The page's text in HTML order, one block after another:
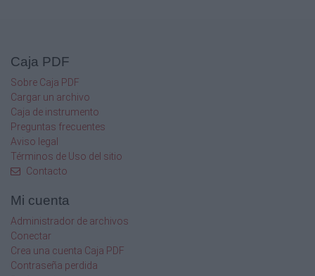
Caja PDF
Sobre Caja PDF
Cargar un archivo
Caja de instrumento
Preguntas frecuentes
Aviso legal
Términos de Uso del sitio
Contacto
Mi cuenta
Administrador de archivos
Conectar
Crea una cuenta Caja PDF
Contraseña perdida